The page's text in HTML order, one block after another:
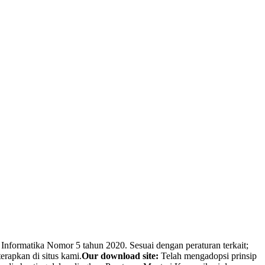
Nomor 5 tahun 2020. Sesuai dengan peraturan terkait;
di situs kami.Our download site: Telah mengadopsi prinsip